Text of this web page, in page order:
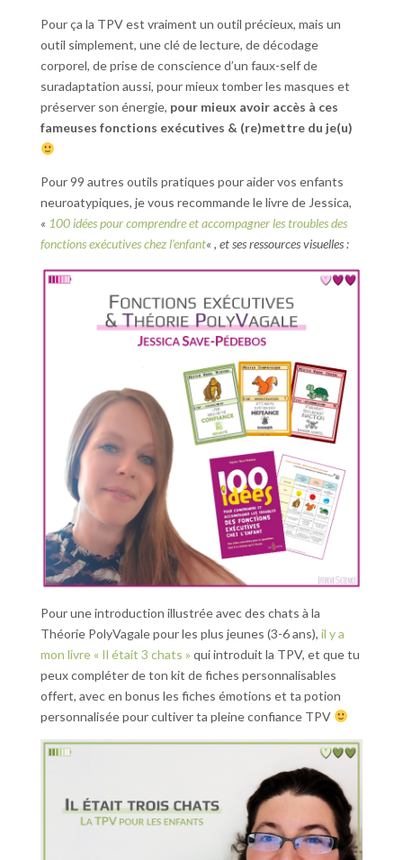
Pour ça la TPV est vraiment un outil précieux, mais un
outil simplement, une clé de lecture, de décodage
corporel, de prise de conscience d’un faux-self de
suradaptation aussi, pour mieux tomber les masques et
préserver son énergie, pour mieux avoir accès à ces
fameuses fonctions exécutives & (re)mettre du je(u)
Pour 99 autres outils pratiques pour aider vos enfants
neuroatypiques, je vous recommande le livre de Jessica,
« 100 idées pour comprendre et accompagner les troubles des
fonctions exécutives chez l’enfant« , et ses ressources visuelles :
Pour une introduction illustrée avec des chats à la
Théorie PolyVagale pour les plus jeunes (3-6 ans), il y a
mon livre « Il était 3 chats » qui introduit la TPV, et que tu
peux compléter de ton kit de fiches personnalisables
offert, avec en bonus les fiches émotions et ta potion
personnalisée pour cultiver ta pleine confiance TPV